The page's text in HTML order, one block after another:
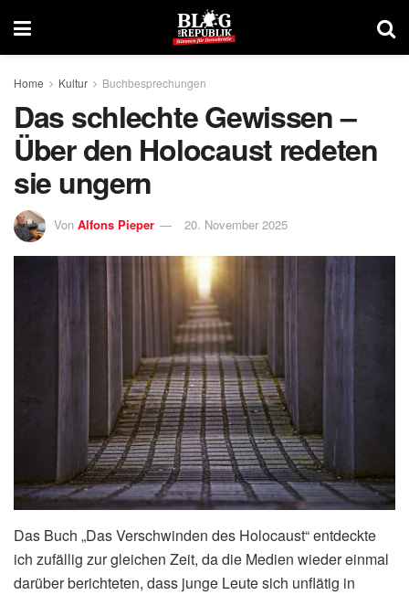
Home Kultur Buchbesprechungen
Das schlechte Gewissen –
Über den Holocaust redeten
sie ungern
Von Alfons Pieper 20. November 2025
Das Buch „Das Verschwinden des Holocaust“ entdeckte
ich zufällig zur gleichen Zeit, da die Medien wieder einmal
darüber berichteten, dass junge Leute sich unflätig in